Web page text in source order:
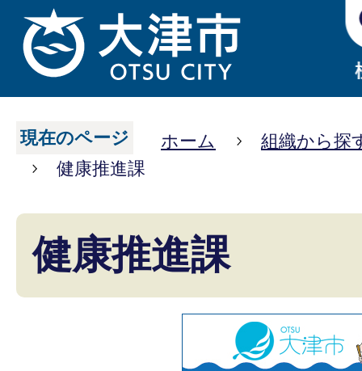
現在のページ ホーム
組織から探
健康推進課
健康推進課